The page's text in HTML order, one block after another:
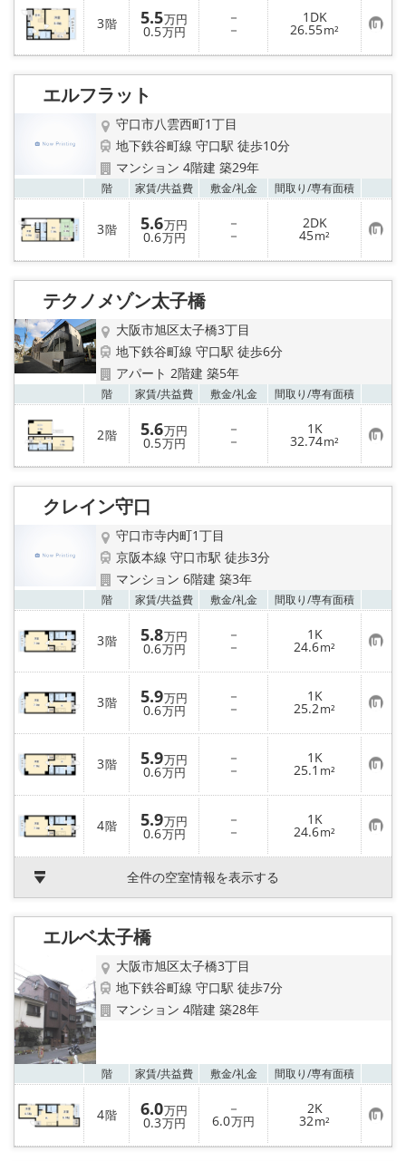
3階 5.5万円
0.5万円
－
－
1DK
26.55m² お
気
に
り
エルフラット
守口市八雲西町1丁目
地下鉄谷町線 守口駅 徒歩10分
マンション 4階建 築29年
階 家賃/共益費 敷金/礼金 間取り/専有面積
3階 5.6万円
0.6万円
－
－
2DK
45m² お
気
に
り
テクノメゾン太子橋
大阪市旭区太子橋3丁目
地下鉄谷町線 守口駅 徒歩6分
アパート 2階建 築5年
階 家賃/共益費 敷金/礼金 間取り/専有面積
2階 5.6万円
0.5万円
－
－
1K
32.74m² お
気
に
り
クレイン守口
守口市寺内町1丁目
京阪本線 守口市駅 徒歩3分
マンション 6階建 築3年
階 家賃/共益費 敷金/礼金 間取り/専有面積
3階 5.8万円
0.6万円
－
－
1K
24.6m² お
気
に
入
り
登
録
3階 5.9万円
0.6万円
－
－
1K
25.2m² お
気
に
入
り
登
録
3階 5.9万円
0.6万円
－
－
1K
25.1 m² お
気
に
入
り
登
録
4階 5.9万円
0.6万円
－
－
1K
24.6m² お
気
に
登
全件の空室情報を表示する
エルベ太子橋
大阪市旭区太子橋3丁目
地下鉄谷町線 守口駅 徒歩7分
マンション 4階建 築28年
階 家賃/共益費 敷金/礼金 間取り/専有面積
4階 6.0万円
0.3万円
－
6.0万円
2K
32m² お
気
に